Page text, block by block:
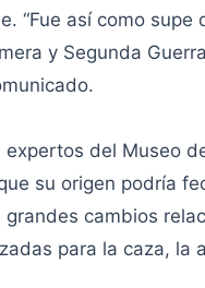
“Fue así como
y Segunda
del Museo
su origen podría
cambios
para la caza, la